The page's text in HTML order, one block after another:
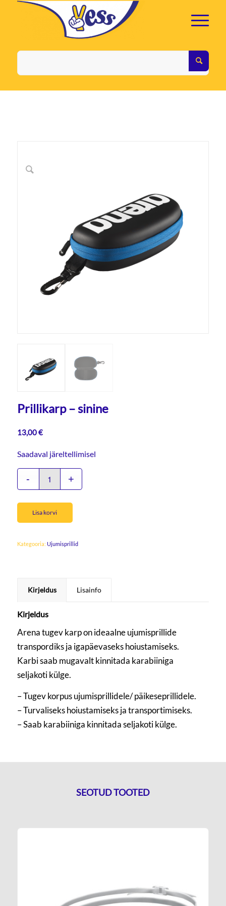
Prillikarp – sinine
13,00€
Saadaval järeltellimisel
Lisa korvi
Kategooria: Ujumisprillid
Kirjeldus Lisainfo
Kirjeldus
Arena tugev karp on ideaalne ujumisprillide
transpordiks ja igapäevaseks hoiustamiseks.
Karbi saab mugavalt kinnitada karabiiniga
seljakoti külge.
– Tugev korpus ujumisprillidele/ päikeseprillidele.
– Turvaliseks hoiustamiseks ja transportimiseks.
– Saab karabiiniga kinnitada seljakoti külge.
SEOTUD TOOTED